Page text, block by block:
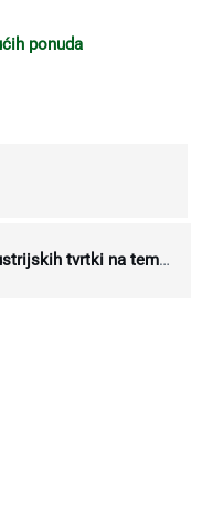
ponuda
Križevce posjetili predstavnici austrijskih tvrtki na temu gospodarenja otpadom